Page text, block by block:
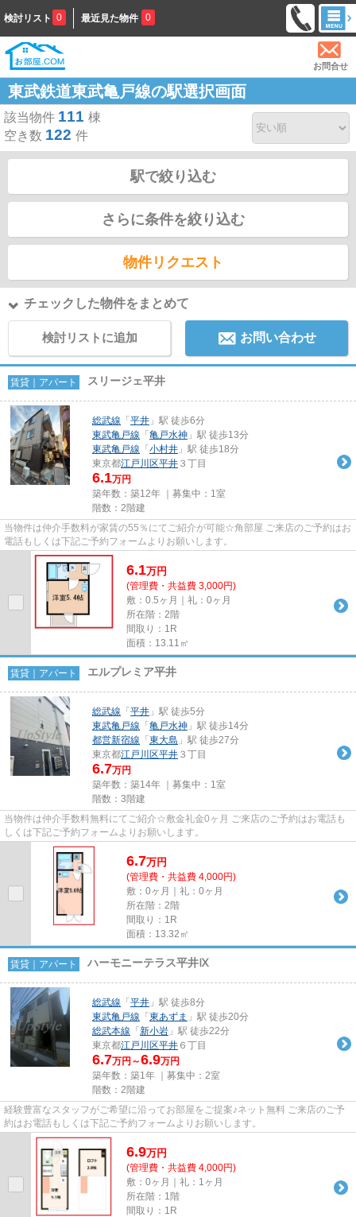
検討リスト 0 最近見た物件 0
お問合せ
東武鉄道東武亀戸線の駅選択画面
該当物件 111 棟
空き数 122 件
駅で絞り込む
さらに条件を絞り込む
物件リクエスト
チェックした物件をまとめて
検討リストに追加 お問い合わせ
賃貸｜アパート スリージェ平井
総武線 「 平井 」駅 徒歩6分
東武亀戸線 「 亀戸水神 」駅 徒歩13分
東武亀戸線 「 小村井 」駅 徒歩18分
東京都江戸川区平井 ３丁目
6.1万円
築年数：築12年 ｜募集中： 1室
階数：2階建
当物件は仲介手数料が家賃の55％にてご紹介が可能☆角部屋 ご来店のご予約はお
電話もしくは下記ご予約フォームよりお願いします。
6.1万円
(管理費・共益費 3,000円)
敷：0.5ヶ月｜礼：0ヶ月
所在階：2階
間取り：1R
面積：13.11㎡
賃貸｜アパート エルプレミア平井
総武線 「 平井 」駅 徒歩5分
東武亀戸線 「 亀戸水神 」駅 徒歩14分
都営新宿線 「 東大島 」駅 徒歩27分
東京都江戸川区平井 ３丁目
6.7万円
築年数：築14年 ｜募集中： 1室
階数：3階建
当物件は仲介手数料無料にてご紹介☆敷金礼金0ヶ月 ご来店のご予約はお電話も
しくは下記ご予約フォームよりお願いします。
6.7万円
(管理費・共益費 4,000円)
敷：0ヶ月｜礼：0ヶ月
所在階：2階
間取り：1R
面積：13.32㎡
賃貸｜アパート ハーモニーテラス平井Ⅸ
総武線 「 平井 」駅 徒歩8分
東武亀戸線 「 東あずま 」駅 徒歩20分
総武本線 「 新小岩 」駅 徒歩22分
東京都江戸川区平井 ６丁目
6.7万円～6.9万円
築年数：築1年 ｜募集中： 2室
階数：2階建
経験豊富なスタッフがご希望に沿ってお部屋をご提案♪ネット無料 ご来店のご予
約はお電話もしくは下記ご予約フォームよりお願いします。
6.9万円
(管理費・共益費 4,000円)
敷：0ヶ月｜礼：1ヶ月
所在階：1階
間取り：1R